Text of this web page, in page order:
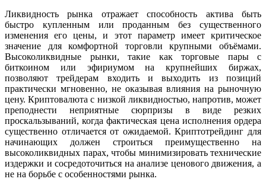
Ликвидность рынка отражает способность актива быть
быстро купленным или проданным без существенного
изменения его цены, и этот параметр имеет критическое
значение для комфортной торговли крупными объёмами.
Высоколиквидные рынки, такие как торговые пары с
биткоином или эфириумом на крупнейших биржах,
позволяют трейдерам входить и выходить из позиций
практически мгновенно, не оказывая влияния на рыночную
цену. Криптовалюта с низкой ликвидностью, напротив, может
преподнести неприятные сюрпризы в виде резких
проскальзываний, когда фактическая цена исполнения ордера
существенно отличается от ожидаемой. Криптотрейдинг для
начинающих должен строиться преимущественно на
высоколиквидных парах, чтобы минимизировать технические
издержки и сосредоточиться на анализе ценового движения, а
не на борьбе с особенностями рынка.